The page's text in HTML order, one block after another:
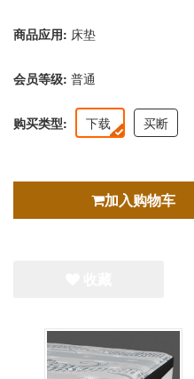
商品应用: 床垫
会员等级: 普通
购买类型: 下载 买断
加入购物车